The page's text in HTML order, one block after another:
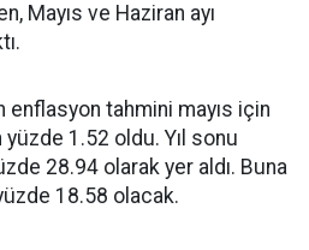
Mayıs ve Haziran ayı
tahmini mayıs için
1.52 oldu. Yıl sonu
28.94 olarak yer aldı. Buna
18.58 olacak.